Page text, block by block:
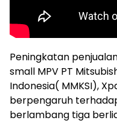
Peningkatan
small MPV PT
Indonesia( MMKSI),
berpengaruh
berlambang tiga